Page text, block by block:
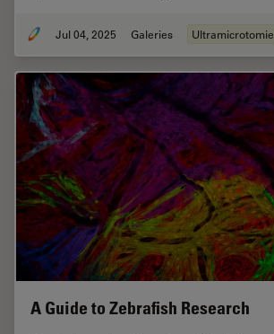
Jul 04, 2025 Galeries Ultramicrotomie
A Guide to Zebrafish Research